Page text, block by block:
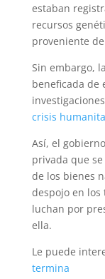
estaban
recursos
proveniente de
Sin embargo,
beneficada de
crisis
Así, el
privada que
de los bienes
despojo en
luchan por
ella.
Le puede
termina